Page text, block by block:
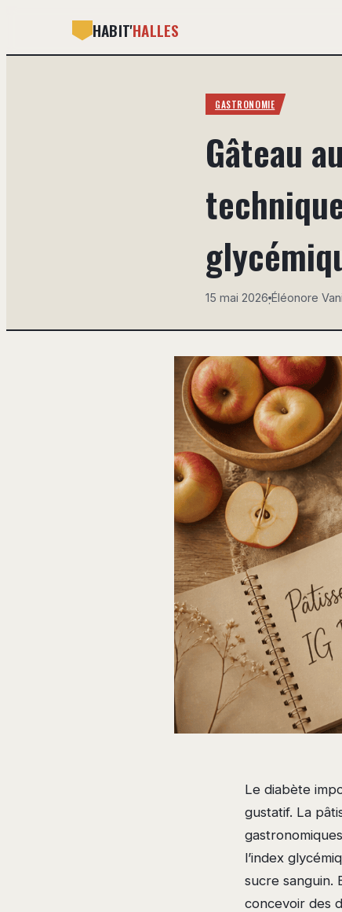
HABIT'HALLES
GASTRONOMIE
Gâteau
15 mai 2026·Éléonore
Le diabète
gustatif. La
l’index
sucre sanguin.
concevoir des